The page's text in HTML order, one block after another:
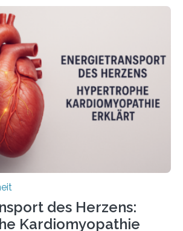
die Forschenden, dass Mini-Tumore
und Patienten –
– genutzt werden können, um
welche Medikamente am besten
ein Eiweiß identifiziert, das künftig
die Wahl der passenden Therapie
zählt weltweit zu den
und stellt…
des Herzens:
Kardiomyopathie